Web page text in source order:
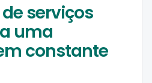
serviços
uma
constante